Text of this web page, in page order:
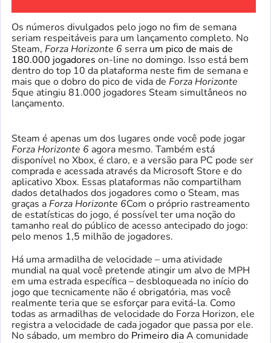
Os números divulgados pelo jogo no fim de semana
seriam respeitáveis ​​para um lançamento completo. No
Steam, Forza Horizonte 6 serra um pico de mais de
180.000 jogadores on-line no domingo. Isso está bem
dentro do top 10 da plataforma neste fim de semana e
mais que o dobro do pico de vida de Forza Horizonte
5que atingiu 81.000 jogadores Steam simultâneos no
lançamento.
Steam é apenas um dos lugares onde você pode jogar
Forza Horizonte 6 agora mesmo. Também está
disponível no Xbox, é claro, e a versão para PC pode ser
comprada e acessada através da Microsoft Store e do
aplicativo Xbox. Essas plataformas não compartilham
dados detalhados dos jogadores como o Steam, mas
graças a Forza Horizonte 6Com o próprio rastreamento
de estatísticas do jogo, é possível ter uma noção do
tamanho real do público de acesso antecipado do jogo:
pelo menos 1,5 milhão de jogadores.
Há uma armadilha de velocidade – uma atividade
mundial na qual você pretende atingir um alvo de MPH
em uma estrada específica – desbloqueada no início do
jogo que tecnicamente não é obrigatória, mas você
realmente teria que se esforçar para evitá-la. Como
todas as armadilhas de velocidade do Forza Horizon, ele
registra a velocidade de cada jogador que passa por ele.
No sábado, um membro do Primeiro diaA comunidade